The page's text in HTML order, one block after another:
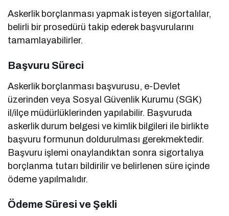
Askerlik borçlanması yapmak isteyen sigortalılar,
belirli bir prosedürü takip ederek başvurularını
tamamlayabilirler.
Başvuru Süreci
Askerlik borçlanması başvurusu, e-Devlet
üzerinden veya Sosyal Güvenlik Kurumu (SGK)
il/ilçe müdürlüklerinden yapılabilir. Başvuruda
askerlik durum belgesi ve kimlik bilgileri ile birlikte
başvuru formunun doldurulması gerekmektedir.
Başvuru işlemi onaylandıktan sonra sigortalıya
borçlanma tutarı bildirilir ve belirlenen süre içinde
ödeme yapılmalıdır.
Ödeme Süresi ve Şekli